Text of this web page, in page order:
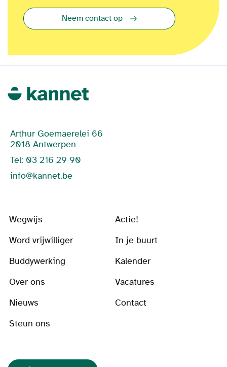
Neem contact op
Arthur Goemaerelei 66
2018 Antwerpen
Tel: 03 216 29 90
info@kannet.be
Wegwijs
Actie!
Word vrijwilliger
In je buurt
Buddywerking
Kalender
Over ons
Vacatures
Nieuws
Contact
Steun ons